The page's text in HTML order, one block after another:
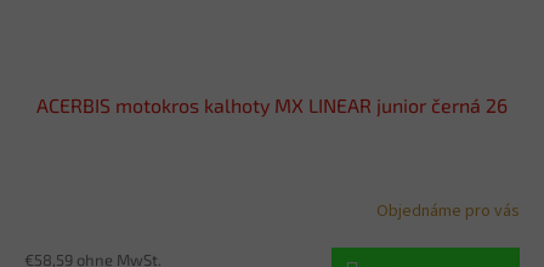
ACERBIS motokros kalhoty MX LINEAR junior černá 26
Objednáme pro vás
€58,59 ohne MwSt.